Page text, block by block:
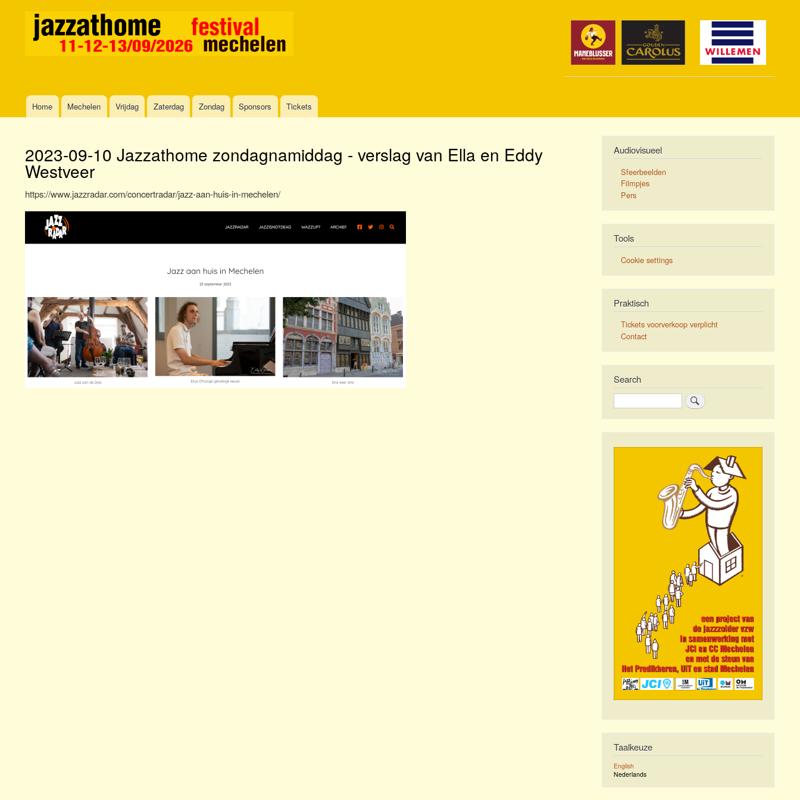
MainHome Mechelen Vrijdag Zaterdag Zondag Sponsors Tickets
2023-09-10 Jazzathome zondagnamiddag - verslag van Ella en Eddy
Westveer
https://www.jazzradar.com/concertradar/jazz-aan-huis-in-mechelen/
Audiovisueel
Sfeerbeelden
Filmpjes
Pers
Tools
Cookie settings
Praktisch
Tickets voorverkoop verplicht
Contact
Search
Zoeken
Taalkeuze
English
Nederlands